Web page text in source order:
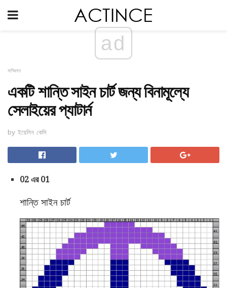
ad
সম্মিলন
একটি শান্তি সাইন চার্ট জন্য বিনামূল্যে
সেলাইয়ের প্যাটার্ন
by ইয়েলিন কেসি
02 এর 01
শান্তি সাইন চার্ট